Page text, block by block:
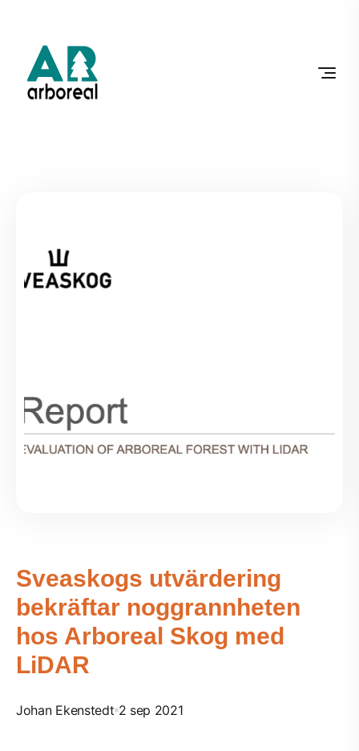
Sveaskogs utvärdering
bekräftar noggrannheten
hos Arboreal Skog med
LiDAR
Johan Ekenstedt 2 sep 2021